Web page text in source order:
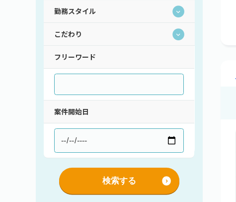
勤務スタイル
持ち帰り・在宅(テレワーク)
通勤
短期間（3ヶ月以内）
こだわり
直請け案件
ロースキルOK
高額手取り（80万以上）
支払サイト30日以内
服装自由
シニア歓迎
外国籍OK
語学力を活かす
社員登用あり
フリーワード
案件開始日
検索する